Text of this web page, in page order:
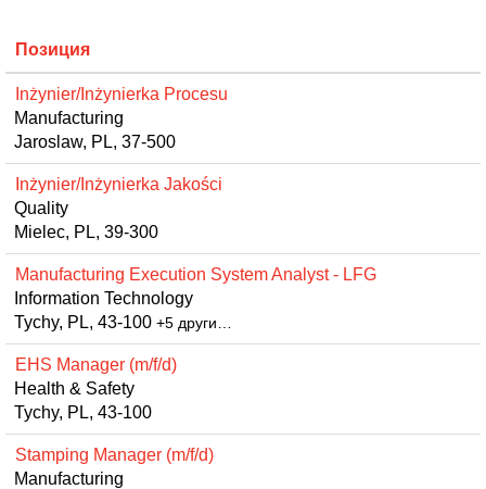
Позиция
Inżynier/Inżynierka Procesu
Manufacturing
Jaroslaw, PL, 37-500
Inżynier/Inżynierka Jakości
Quality
Mielec, PL, 39-300
Manufacturing Execution System Analyst - LFG
Information Technology
Tychy, PL, 43-100 +5 други…
EHS Manager (m/f/d)
Health & Safety
Tychy, PL, 43-100
Stamping Manager (m/f/d)
Manufacturing